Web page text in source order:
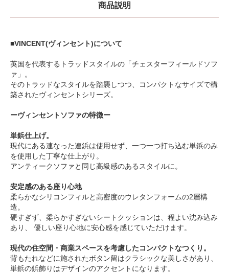
商品説明
■VINCENT(ヴィンセント)について
英国を代表するトラッドスタイルの「チェスターフィールドソフ
ァ」。
そのトラッドなスタイルを踏襲しつつ、コンパクトなサイズで構
築されたヴィンセントシリーズ。
ーヴィンセントソファの特徴ー
単鋲仕上げ。
現代にある連なった連鋲は使用せず、一つ一つ打ち込む単鋲のみ
を使用した丁寧な仕上がり。
アンティークソファと同じ高級感のあるスタイルに。
安定感のある座り心地
柔らかなシリコンフィルと高密度のウレタンフォームの2層構
造。
硬すぎず、柔らかすぎないシートクッションは、程よい沈み込み
あり、 優しい座り心地に安心感を感じていただけます。
現代の住空間・商業スペースを考慮したコンパクトなつくり。
背もたれなどに施されたボタン留はクラシックな美しさがあり、
単鋲の鋲飾りはデザインのアクセントになります。